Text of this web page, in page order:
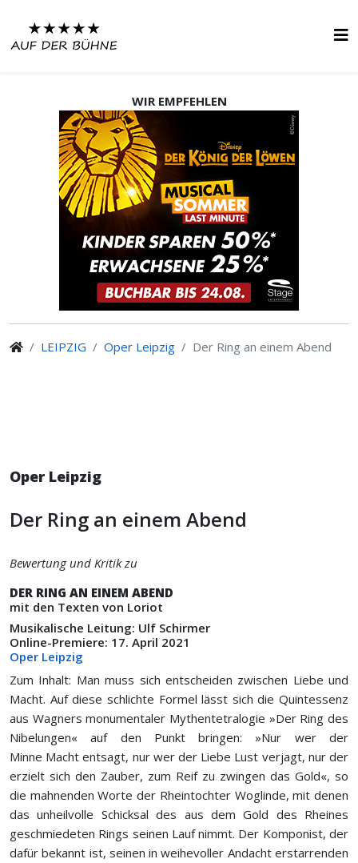
WIR EMPFEHLEN
LEIPZIG Oper Leipzig Der Ring an einem Abend
Oper Leipzig
Der Ring an einem Abend
Bewertung und Kritik zu
DER RING AN EINEM ABEND
mit den Texten von Loriot
Musikalische Leitung: Ulf Schirmer
Online-Premiere: 17. April 2021
Oper Leipzig
Zum Inhalt: Man muss sich entscheiden zwischen Liebe und
Macht. Auf diese schlichte Formel lässt sich die Quintessenz
aus Wagners monumentaler Mythentetralogie »Der Ring des
Nibelungen« auf den Punkt bringen: »Nur wer der
Minne Macht entsagt, nur wer der Liebe Lust verjagt, nur der
erzielt sich den Zauber, zum Reif zu zwingen das Gold«, so
die mahnenden Worte der Rheintochter Woglinde, mit denen
das unheilvolle Schicksal des aus dem Gold des Rheines
geschmiedeten Rings seinen Lauf nimmt. Der Komponist, der
dafür bekannt ist, seinen in weihevoller Andacht erstarrenden